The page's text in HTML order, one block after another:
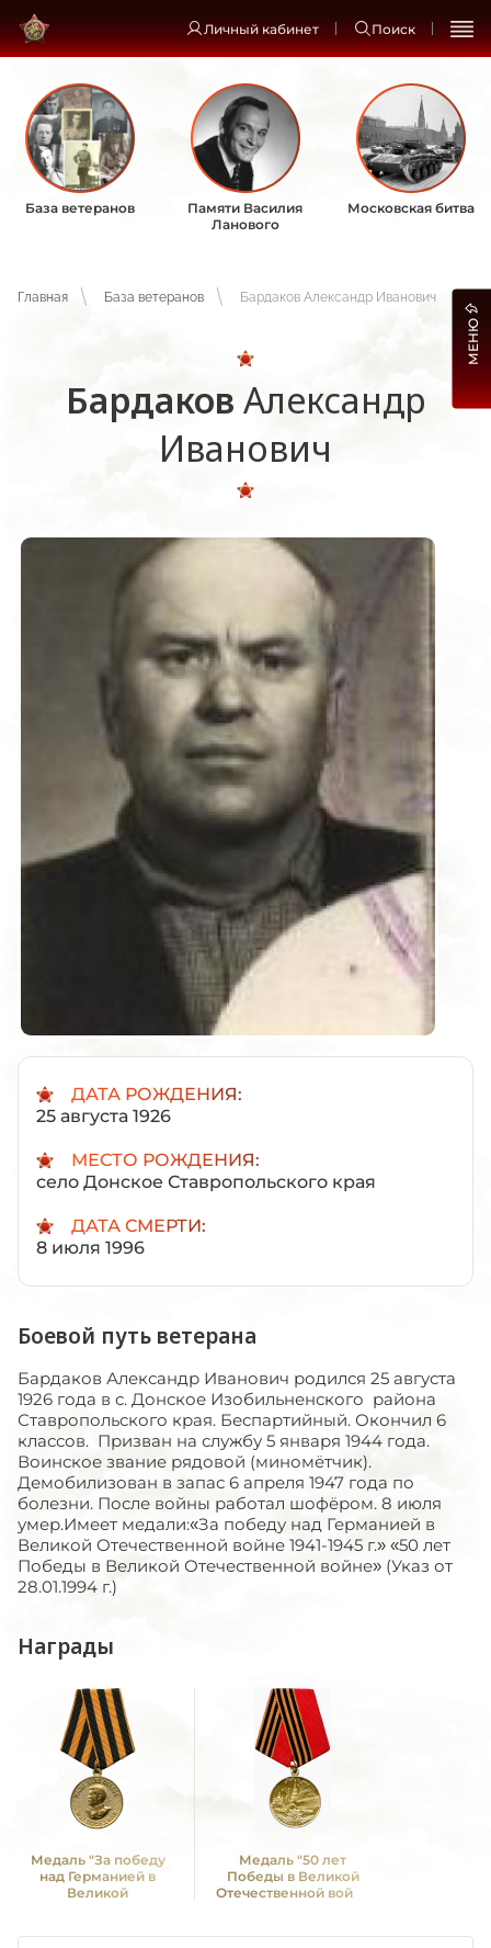
Личный кабинет Поиск
База ветеранов
Памяти Василия
Ланового
Московская битва
Главная База ветеранов Бардаков Александр Иванович
Бардаков Александр
Иванович
ДАТА РОЖДЕНИЯ:
25 августа 1926
МЕСТО РОЖДЕНИЯ:
село Донское Ставропольского края
ДАТА СМЕРТИ:
8 июля 1996
Боевой путь ветерана
Бардаков Александр Иванович родился 25 августа
1926 года в с. Донское Изобильненского района
Ставропольского края. Беспартийный. Окончил 6
классов. Призван на службу 5 января 1944 года.
Воинское звание рядовой (миномётчик).
Демобилизован в запас 6 апреля 1947 года по
болезни. После войны работал шофёром. 8 июля
умер.Имеет медали:«За победу над Германией в
Великой Отечественной войне 1941-1945 г.» «50 лет
Победы в Великой Отечественной войне» (Указ от
28.01.1994 г.)
Награды
Медаль "За победу
над Германией в
Великой
Медаль "50 лет
Победы в Великой
Отечественной войне
МЕНЮ